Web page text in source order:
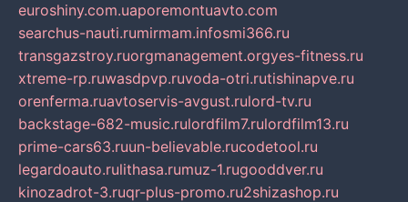
euroshiny.com.uaporemontuavto.com
searchus-nauti.rumirmam.infosmi366.ru
transgazstroy.ruorgmanagement.orgyes-fitness.ru
xtreme-rp.ruwasdpvp.ruvoda-otri.rutishinapve.ru
orenferma.ruavtoservis-avgust.rulord-tv.ru
backstage-682-music.rulordfilm7.rulordfilm13.ru
prime-cars63.ruun-believable.rucodetool.ru
legardoauto.rulithasa.rumuz-1.rugooddver.ru
kinozadrot-3.ruqr-plus-promo.ru2shizashop.ru